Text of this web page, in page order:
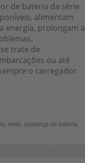
de bateria da série
alimentam
energia, prolongam a
trate de
ou até
o carregador
moto mudança de bateria